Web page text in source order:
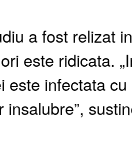
a fost relizat
este ridicata.
este infectata
insalubre”,